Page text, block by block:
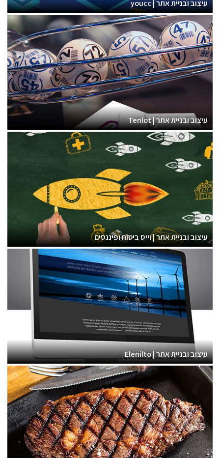
עיצוב ובניית אתר | youcc
עיצוב ובניית אתר | Tenlot
עיצוב ובניית אתר | וייס ביטוח ופיננסים
עיצוב ובניית אתר | Elenilto